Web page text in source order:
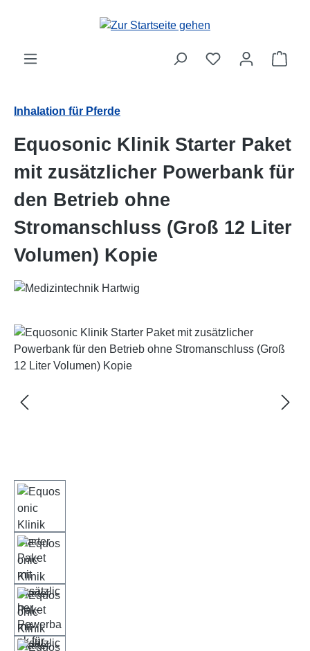
Zum Hauptinhalt springen
Inhalation für Pferde
Equosonic Klinik Starter Paket
mit zusätzlicher Powerbank für
den Betrieb ohne
Stromanschluss (Groß 12 Liter
Volumen) Kopie
Bildergalerie überspringen